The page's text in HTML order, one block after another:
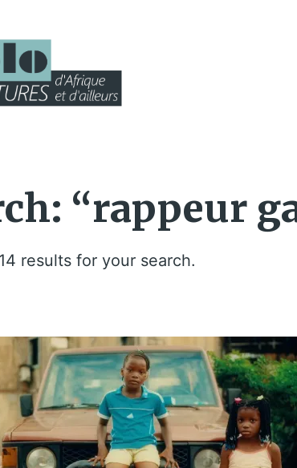
“rappeur
results for your search.